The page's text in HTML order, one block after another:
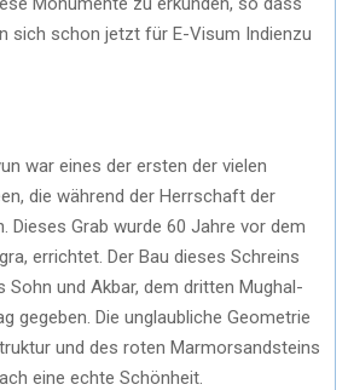
sich schon jetzt für E-Visum Indienzu
war eines der ersten der vielen
die während der Herrschaft der
Dieses Grab wurde 60 Jahre vor dem
errichtet. Der Bau dieses Schreins
Sohn und Akbar, dem dritten Mughal-
gegeben. Die unglaubliche Geometrie
und des roten Marmorsandsteins
eine echte Schönheit.